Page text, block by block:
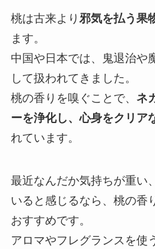
桃は古来より邪気を払う果
ます。
中国や日本では、鬼退治や
して扱われてきました。
桃の香りを嗅ぐことで、 ネ
ーを浄化し、心身をクリア
れています。
最近なんだか気持ちが重い
いると感じるなら、桃の香
おすすめです。
アロマやフレグランスを使